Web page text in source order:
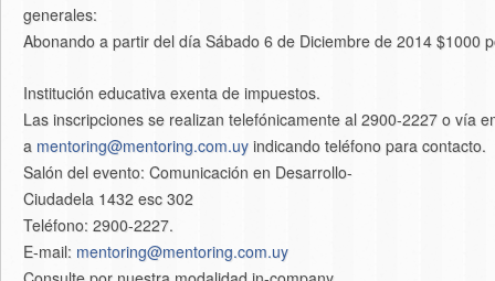
generales:
Abonando a partir del día Sábado 6 de Diciembre de 2014 $1000
Institución educativa exenta de impuestos.
Las inscripciones se realizan telefónicamente al 2900-2227 o vía
a mentoring@mentoring.com.uy indicando teléfono para contacto.
Salón del evento: Comunicación en Desarrollo-
Ciudadela 1432 esc 302
Teléfono: 2900-2227.
E-mail: mentoring@mentoring.com.uy